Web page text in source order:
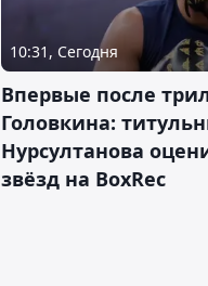
10:31, Сегодня
Впервые после
Головкина:
Нурсултанова
звёзд на BoxRec